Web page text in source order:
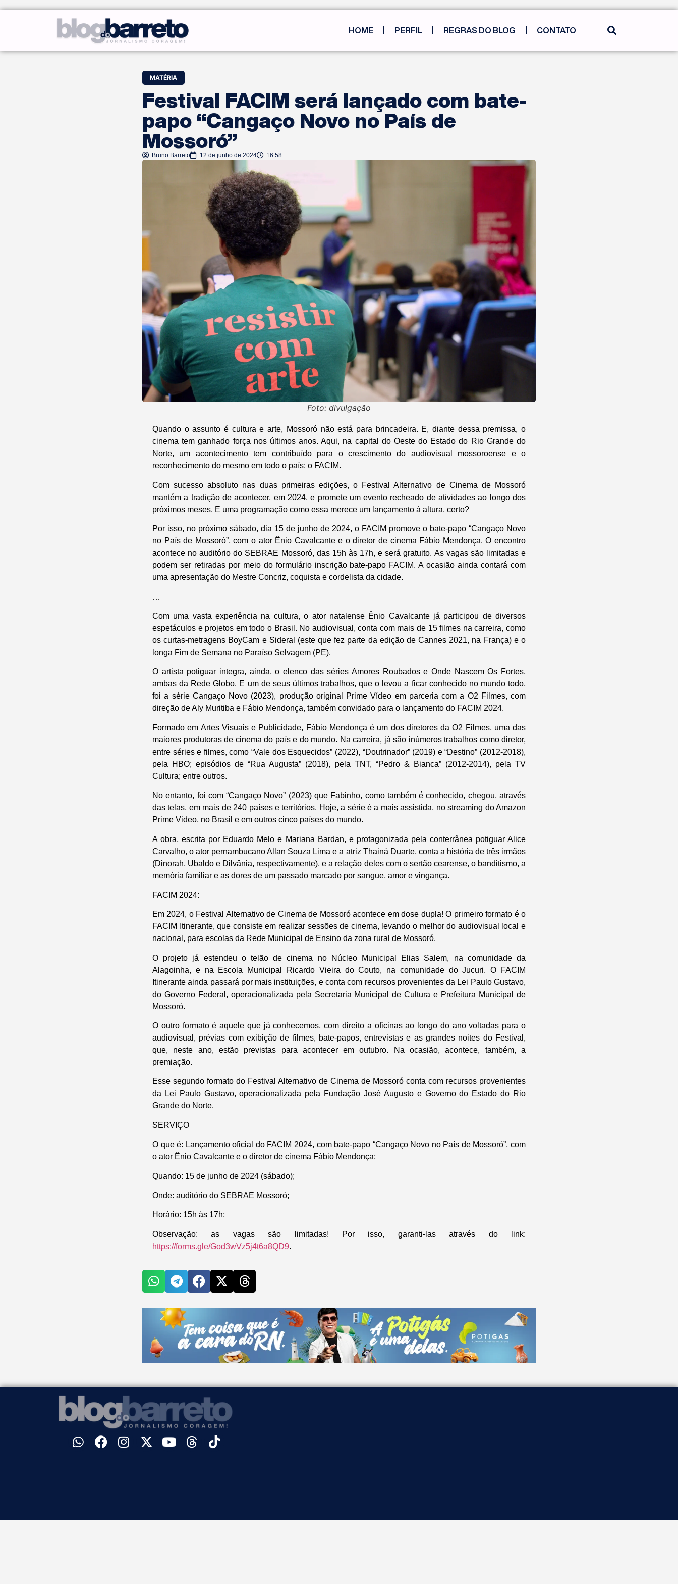
HOME PERFIL REGRAS DO BLOG CONTATO
MATÉRIA
Festival FACIM será lançado com bate-
papo “Cangaço Novo no País de
Mossoró”
Bruno Barreto 12 de junho de 2024 16:58
Foto: divulgação
Quando o assunto é cultura e arte, Mossoró não está para brincadeira. E, diante dessa premissa, o
cinema tem ganhado força nos últimos anos. Aqui, na capital do Oeste do Estado do Rio Grande do
Norte, um acontecimento tem contribuído para o crescimento do audiovisual mossoroense e o
reconhecimento do mesmo em todo o país: o FACIM.
Com sucesso absoluto nas duas primeiras edições, o Festival Alternativo de Cinema de Mossoró
mantém a tradição de acontecer, em 2024, e promete um evento recheado de atividades ao longo dos
próximos meses. E uma programação como essa merece um lançamento à altura, certo?
Por isso, no próximo sábado, dia 15 de junho de 2024, o FACIM promove o bate-papo “Cangaço Novo
no País de Mossoró”, com o ator Ênio Cavalcante e o diretor de cinema Fábio Mendonça. O encontro
acontece no auditório do SEBRAE Mossoró, das 15h às 17h, e será gratuito. As vagas são limitadas e
podem ser retiradas por meio do formulário inscrição bate-papo FACIM. A ocasião ainda contará com
uma apresentação do Mestre Concriz, coquista e cordelista da cidade.
…
Com uma vasta experiência na cultura, o ator natalense Ênio Cavalcante já participou de diversos
espetáculos e projetos em todo o Brasil. No audiovisual, conta com mais de 15 filmes na carreira, como
os curtas-metragens BoyCam e Sideral (este que fez parte da edição de Cannes 2021, na França) e o
longa Fim de Semana no Paraíso Selvagem (PE).
O artista potiguar integra, ainda, o elenco das séries Amores Roubados e Onde Nascem Os Fortes,
ambas da Rede Globo. E um de seus últimos trabalhos, que o levou a ficar conhecido no mundo todo,
foi a série Cangaço Novo (2023), produção original Prime Vídeo em parceria com a O2 Filmes, com
direção de Aly Muritiba e Fábio Mendonça, também convidado para o lançamento do FACIM 2024.
Formado em Artes Visuais e Publicidade, Fábio Mendonça é um dos diretores da O2 Filmes, uma das
maiores produtoras de cinema do país e do mundo. Na carreira, já são inúmeros trabalhos como diretor,
entre séries e filmes, como “Vale dos Esquecidos” (2022), “Doutrinador” (2019) e “Destino” (2012-2018),
pela HBO; episódios de “Rua Augusta” (2018), pela TNT, “Pedro & Bianca” (2012-2014), pela TV
Cultura; entre outros.
No entanto, foi com “Cangaço Novo” (2023) que Fabinho, como também é conhecido, chegou, através
das telas, em mais de 240 países e territórios. Hoje, a série é a mais assistida, no streaming do Amazon
Prime Video, no Brasil e em outros cinco países do mundo.
A obra, escrita por Eduardo Melo e Mariana Bardan, e protagonizada pela conterrânea potiguar Alice
Carvalho, o ator pernambucano Allan Souza Lima e a atriz Thainá Duarte, conta a história de três irmãos
(Dinorah, Ubaldo e Dilvânia, respectivamente), e a relação deles com o sertão cearense, o banditismo, a
memória familiar e as dores de um passado marcado por sangue, amor e vingança.
FACIM 2024:
Em 2024, o Festival Alternativo de Cinema de Mossoró acontece em dose dupla! O primeiro formato é o
FACIM Itinerante, que consiste em realizar sessões de cinema, levando o melhor do audiovisual local e
nacional, para escolas da Rede Municipal de Ensino da zona rural de Mossoró.
O projeto já estendeu o telão de cinema no Núcleo Municipal Elias Salem, na comunidade da
Alagoinha, e na Escola Municipal Ricardo Vieira do Couto, na comunidade do Jucuri. O FACIM
Itinerante ainda passará por mais instituições, e conta com recursos provenientes da Lei Paulo Gustavo,
do Governo Federal, operacionalizada pela Secretaria Municipal de Cultura e Prefeitura Municipal de
Mossoró.
O outro formato é aquele que já conhecemos, com direito a oficinas ao longo do ano voltadas para o
audiovisual, prévias com exibição de filmes, bate-papos, entrevistas e as grandes noites do Festival,
que, neste ano, estão previstas para acontecer em outubro. Na ocasião, acontece, também, a
premiação.
Esse segundo formato do Festival Alternativo de Cinema de Mossoró conta com recursos provenientes
da Lei Paulo Gustavo, operacionalizada pela Fundação José Augusto e Governo do Estado do Rio
Grande do Norte.
SERVIÇO
O que é: Lançamento oficial do FACIM 2024, com bate-papo “Cangaço Novo no País de Mossoró”, com
o ator Ênio Cavalcante e o diretor de cinema Fábio Mendonça;
Quando: 15 de junho de 2024 (sábado);
Onde: auditório do SEBRAE Mossoró;
Horário: 15h às 17h;
Observação: as vagas são limitadas! Por isso, garanti-las através do link:
https://forms.gle/God3wVz5j4t6a8QD9.